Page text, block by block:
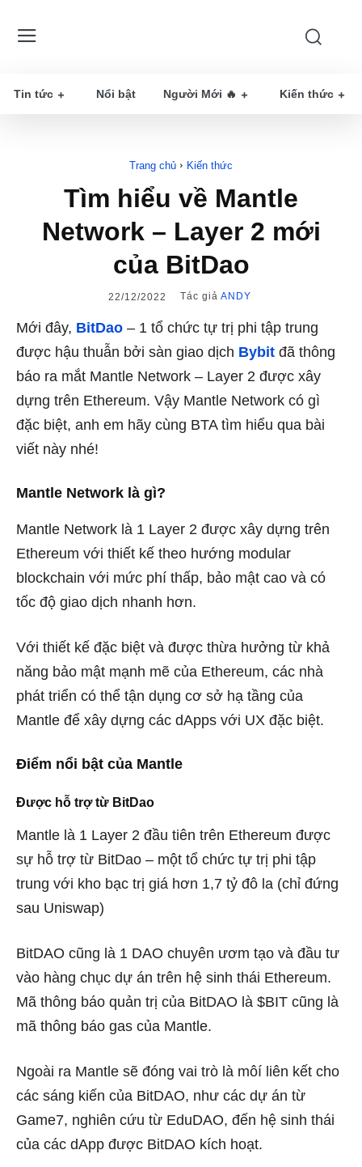
Tin tức Nổi bật Người Mới 🔥 Kiến thức
Trang chủ Kiến thức
Tìm hiểu về Mantle
Network – Layer 2 mới
của BitDao
22/12/2022 Tác giả ANDY
Mới đây, BitDao – 1 tổ chức tự trị phi tập trung
được hậu thuẫn bởi sàn giao dịch Bybit đã thông
báo ra mắt Mantle Network – Layer 2 được xây
dựng trên Ethereum. Vậy Mantle Network có gì
đặc biệt, anh em hãy cùng BTA tìm hiểu qua bài
viết này nhé!
Mantle Network là gì?
Mantle Network là 1 Layer 2 được xây dựng trên
Ethereum với thiết kế theo hướng modular
blockchain với mức phí thấp, bảo mật cao và có
tốc độ giao dịch nhanh hơn.
Với thiết kế đặc biệt và được thừa hưởng từ khả
năng bảo mật mạnh mẽ của Ethereum, các nhà
phát triển có thể tận dụng cơ sở hạ tầng của
Mantle để xây dựng các dApps với UX đặc biệt.
Điểm nổi bật của Mantle
Được hỗ trợ từ BitDao
Mantle là 1 Layer 2 đầu tiên trên Ethereum được
sự hỗ trợ từ BitDao – một tổ chức tự trị phi tập
trung với kho bạc trị giá hơn 1,7 tỷ đô la (chỉ đứng
sau Uniswap)
BitDAO cũng là 1 DAO chuyên ươm tạo và đầu tư
vào hàng chục dự án trên hệ sinh thái Ethereum.
Mã thông báo quản trị của BitDAO là $BIT cũng là
mã thông báo gas của Mantle.
Ngoài ra Mantle sẽ đóng vai trò là môí liên kết cho
các sáng kiến ​​của BitDAO, như các dự án từ
Game7, nghiên cứu từ EduDAO, đến hệ sinh thái
của các dApp được BitDAO kích hoạt.